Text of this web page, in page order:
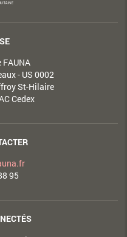
- US 0002
St-Hilaire
Cedex
95